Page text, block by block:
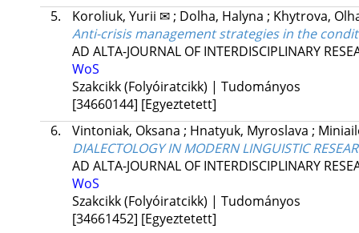
5.
Koroliuk, Yurii ✉; Dolha, Halyna ; Khytrova,
Anti-crisis management strategies in the
AD ALTA-JOURNAL OF INTERDISCIPLINARY
WoS
Szakcikk (Folyóiratcikk) | Tudományos
[34660144] [Egyeztetett]
6.
Vintoniak, Oksana ; Hnatyuk, Myroslava ;
DIALECTOLOGY IN MODERN LINGUISTIC
AD ALTA-JOURNAL OF INTERDISCIPLINARY
WoS
Szakcikk (Folyóiratcikk) | Tudományos
[34661452] [Egyeztetett]